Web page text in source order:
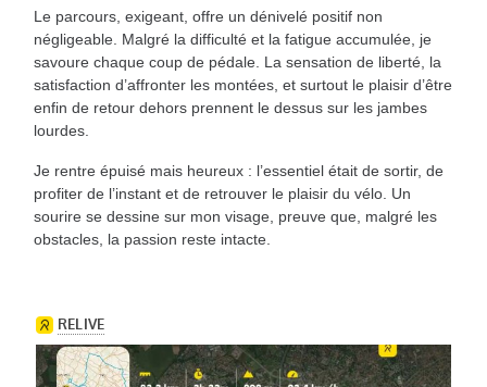
Le parcours, exigeant, offre un dénivelé positif non
négligeable. Malgré la difficulté et la fatigue accumulée, je
savoure chaque coup de pédale. La sensation de liberté, la
satisfaction d’affronter les montées, et surtout le plaisir d’être
enfin de retour dehors prennent le dessus sur les jambes
lourdes.
Je rentre épuisé mais heureux : l’essentiel était de sortir, de
profiter de l’instant et de retrouver le plaisir du vélo. Un
sourire se dessine sur mon visage, preuve que, malgré les
obstacles, la passion reste intacte.